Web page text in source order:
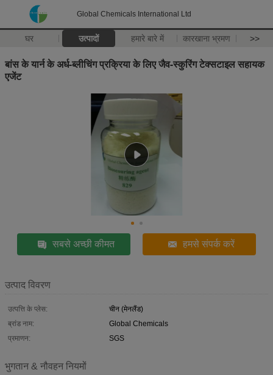
Global Chemicals International Ltd
घर उत्पादों हमारे बारे में कारखाना भ्रमण >>
बांस के यार्न के अर्ध-ब्लीचिंग प्रक्रिया के लिए जैव-स्कुरिंग टेक्सटाइल सहायक
एजेंट
सबसे अच्छी कीमत हमसे संपर्क करें
उत्पाद विवरण
उत्पत्ति के प्लेस:
चीन (मेनलैंड)
ब्रांड नाम:
Global Chemicals
प्रमाणन:
SGS
भुगतान & नौवहन नियमों